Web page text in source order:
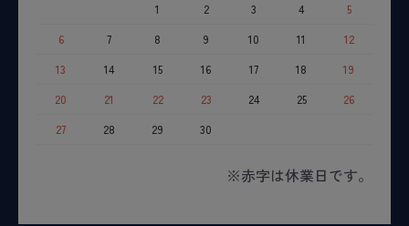
1
2 3 4
5
6
7 8 9 10 11
12
13
14 15 16 17 18
19
20
21 22 23 24 25
26
27
28 29 30
※赤字は休業日です。